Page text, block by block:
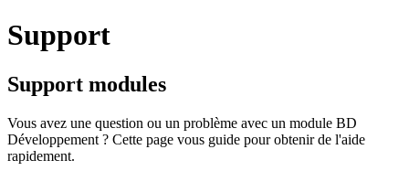
Support
Support modules
Vous avez une question ou un problème avec un module BD
Développement ? Cette page vous guide pour obtenir de l'aide
rapidement.